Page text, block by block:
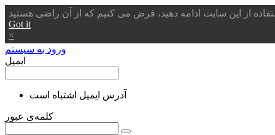
Got it
×
ورود به سیستم
ایمیل
آدرس ایمیل اشتباه است
کلمه‌ی عبور